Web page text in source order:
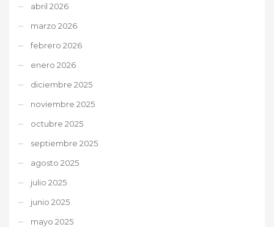
abril 2026
marzo 2026
febrero 2026
enero 2026
diciembre 2025
noviembre 2025
octubre 2025
septiembre 2025
agosto 2025
julio 2025
junio 2025
mayo 2025